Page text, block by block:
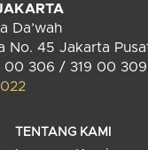
Da’wah
No. 45 Jakarta
00 306 / 319 00
TENTANG KAMI